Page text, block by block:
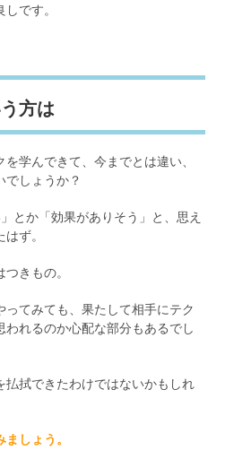
です。
方は
学んできて、今までとは違い、
でしょうか？
とか「効果がありそう」と、思え
ず。
きもの。
てみても、果たして相手にテク
れるのか心配な部分もあるでし
払拭できたわけではないかもしれ
しょう。